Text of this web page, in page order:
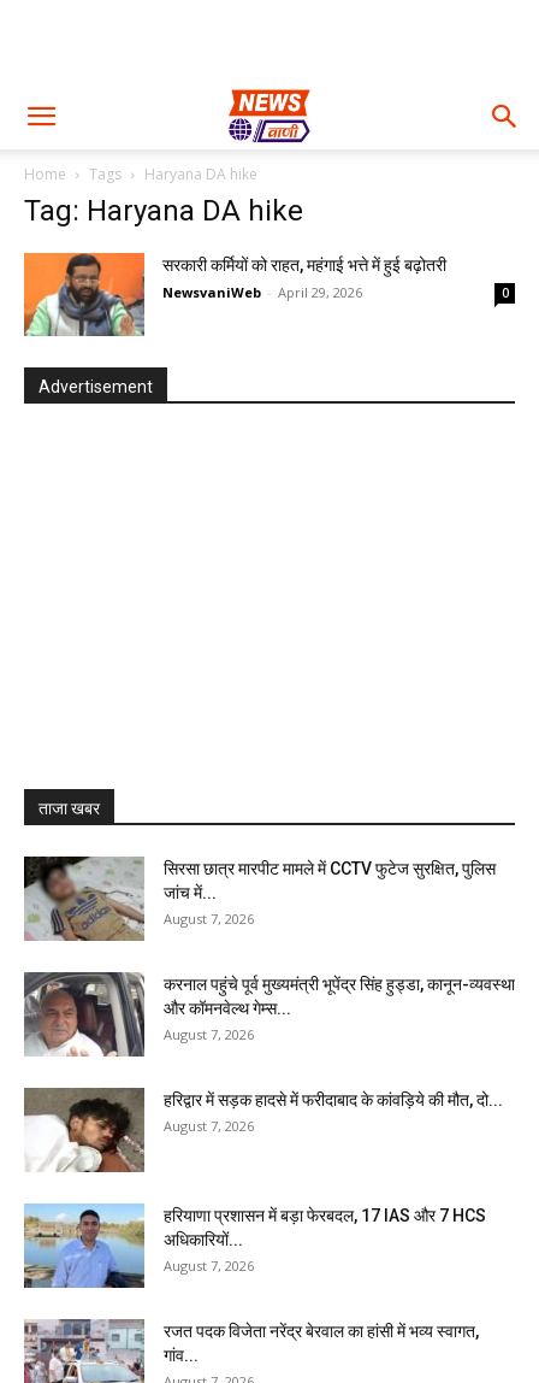
Home Tags Haryana DA hike
Tag: Haryana DA hike
सरकारी कर्मियों को राहत, महंगाई भत्ते में हुई बढ़ोतरी
NewsvaniWeb - April 29, 2026 0
Advertisement
ताजा खबर
सिरसा छात्र मारपीट मामले में CCTV फुटेज सुरक्षित, पुलिस
जांच में...
August 7, 2026
करनाल पहुंचे पूर्व मुख्यमंत्री भूपेंद्र सिंह हुड्डा, कानून-व्यवस्था
और कॉमनवेल्थ गेम्स...
August 7, 2026
हरिद्वार में सड़क हादसे में फरीदाबाद के कांवड़िये की मौत, दो...
August 7, 2026
हरियाणा प्रशासन में बड़ा फेरबदल, 17 IAS और 7 HCS
अधिकारियों...
August 7, 2026
रजत पदक विजेता नरेंद्र बेरवाल का हांसी में भव्य स्वागत,
गांव...